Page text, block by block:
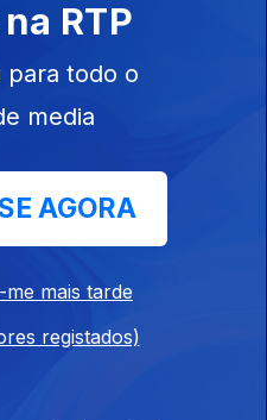
Campos
Castro
RTP
para todo o
media
AGORA
mais tarde
registados)